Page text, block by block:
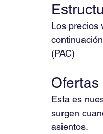
Los precios
(PAC)
Esta es
surgen
asientos.